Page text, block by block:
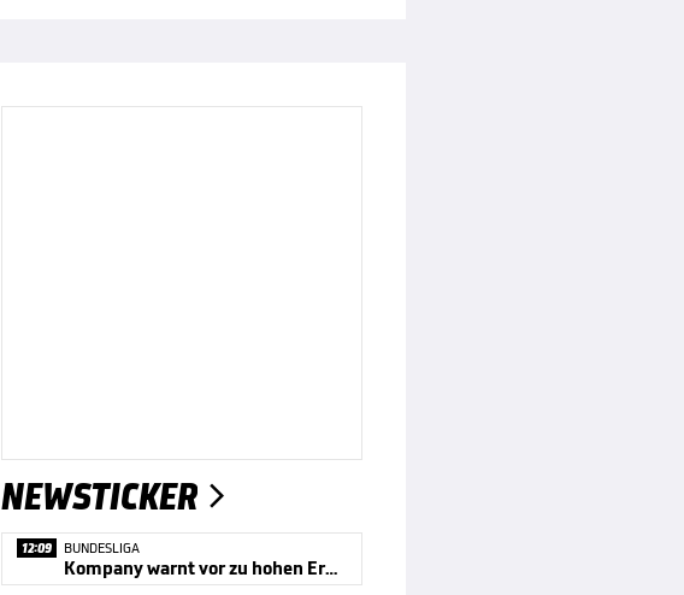
NEWSTICKER 
12:09 BUNDESLIGA
Kompany warnt vor zu hohen Erwartungen